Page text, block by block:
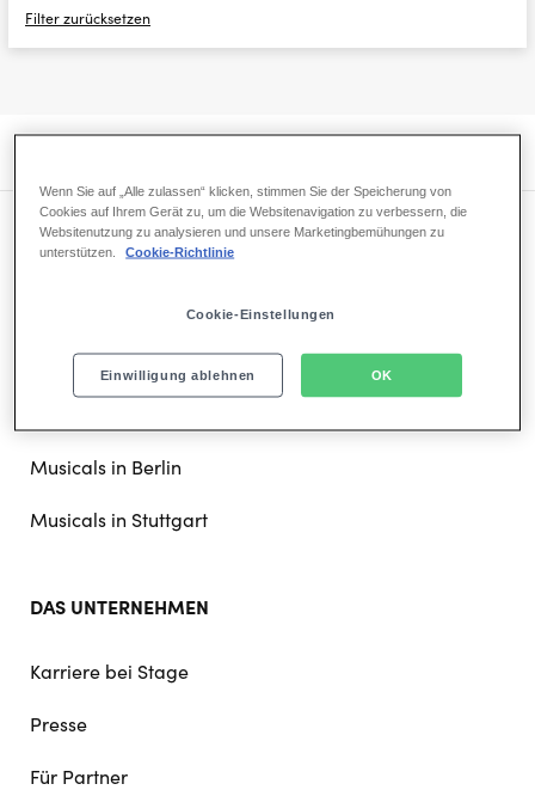
Filter zurücksetzen
doormat
navigation
UNSERE STANDORTE
Musicals in Berlin
Musicals in Stuttgart
DAS UNTERNEHMEN
Karriere bei Stage
Presse
Für Partner
Wenn Sie auf „Alle zulassen“ klicken, stimmen Sie der Speicherung von
Cookies auf Ihrem Gerät zu, um die Websitenavigation zu verbessern, die
Websitenutzung zu analysieren und unsere Marketingbemühungen zu
unterstützen.
Cookie-Richtlinie
Cookie-Einstellungen
Einwilligung ablehnen OK